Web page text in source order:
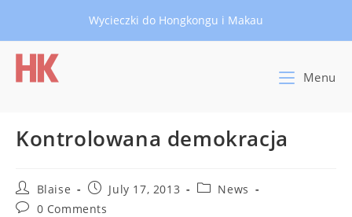
Wycieczki do Hongkongu i Makau
Menu
Kontrolowana demokracja
Post
author:
Blaise
Post
published:
July 17, 2013
PostNews
Post0 Comments